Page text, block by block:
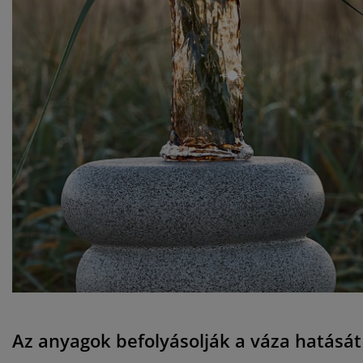
open
Az anyagok befolyásolják a váza hatását